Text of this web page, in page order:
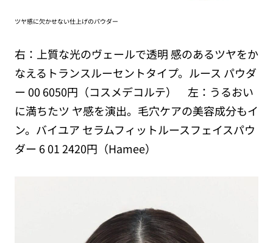
ツヤ感に欠かせない仕上げのパウダー
右：上質な光のヴェールで透明 感のあるツヤをか
なえるトランスルーセントタイプ。ルース パウダ
ー 00 6050円（コスメデコルテ） 左：うるおい
に満ちたツ ヤ感を演出。毛穴ケアの美容成分もイ
ン。バイユア セラムフィットルースフェイスパウ
ダー 6 01 2420円（Hamee）